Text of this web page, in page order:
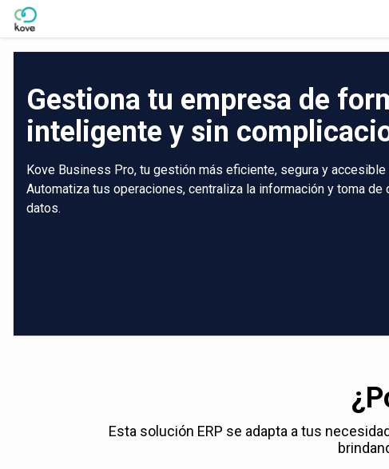
Skip to Main Content
Gestiona tu empresa de
inteligente y sin
Kove Business Pro, tu gestión más eficiente, segura y accesible
Automatiza tus operaciones, centraliza la información y toma
datos.
Esta solución ERP se adapta a tus